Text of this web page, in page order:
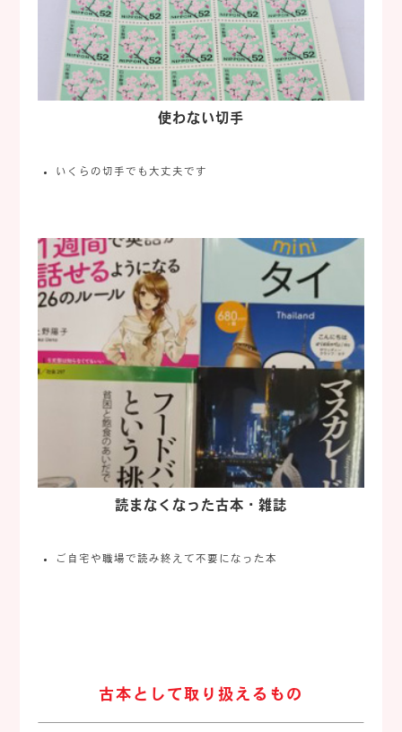
使わない切手
いくらの切手でも大丈夫です
読まなくなった古本・雑誌
ご自宅や職場で読み終えて不要になった本
古本として取り扱えるもの